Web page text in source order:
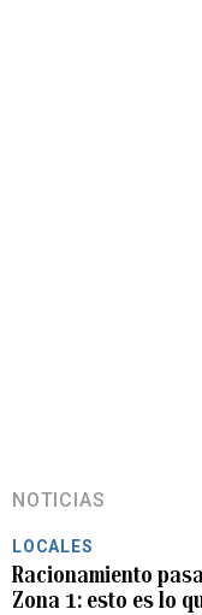
NOTICIAS
LOCALES
Racionamiento
Zona 1: esto es lo